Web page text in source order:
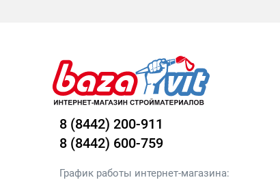
8 (8442) 200-911
8 (8442) 600-759
График работы интернет-магазина: